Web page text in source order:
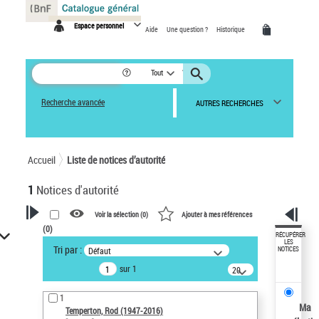
Espace personnel Aide Une question ? Historique
Tout
Recherche avancée AUTRES RECHERCHES
Accueil Liste de notices d’autorité
1 Notices d'autorité
VOTRE RECHERCHE
Recherche avancée dans les
notices d’autorité
Œuvres liées à l'auteur :
Temperton, Rod (1947-2016)
Voir la sélection (0) Ajouter à mes références
(0)
Tri par : Défaut
sur 1
20
résultats/page
1
Temperton, Rod (1947-2016)
RÉCUPÉRER
LES
NOTICES
Ma
Panneau de gestion des cookies